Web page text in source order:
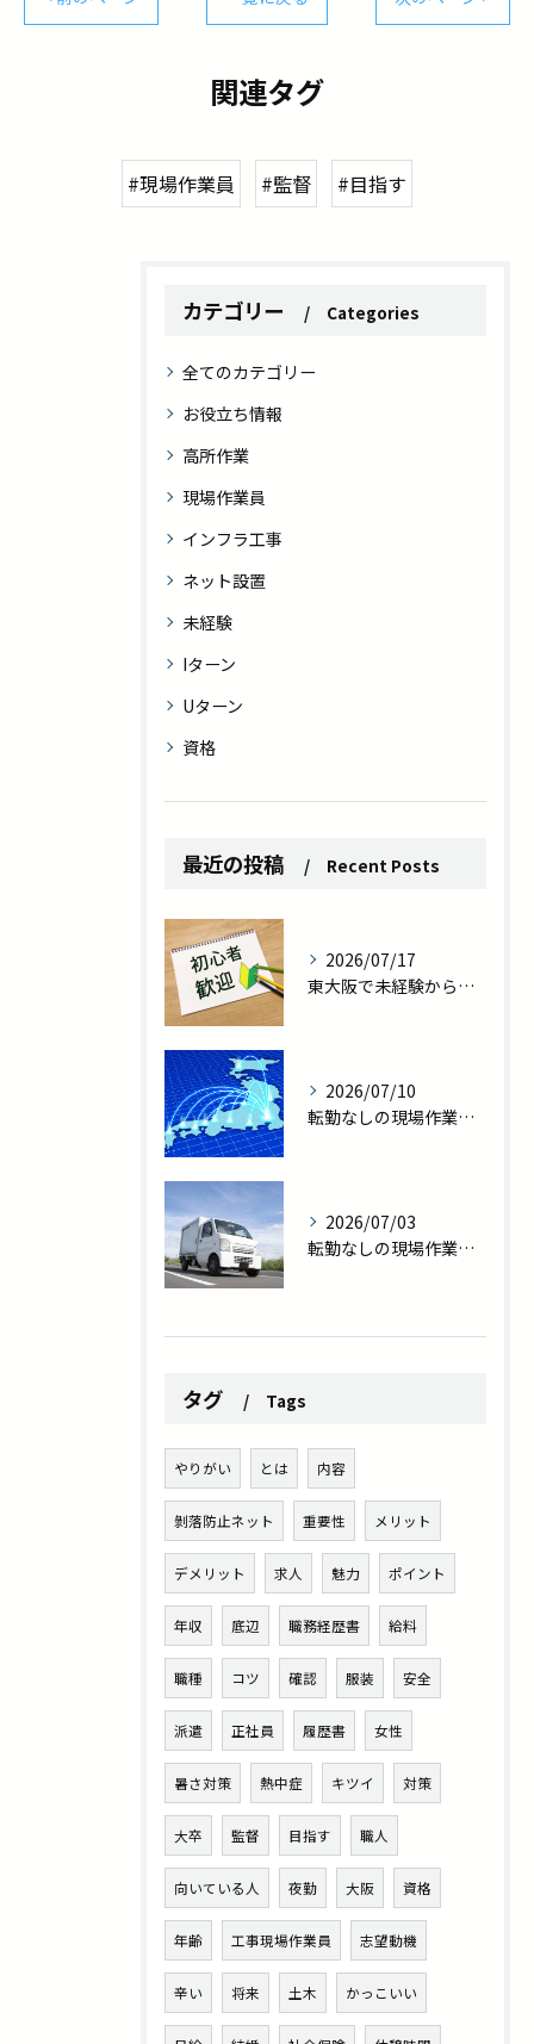
関連タグ
#現場作業員 #監督 #目指す
カテゴリー Categories
全てのカテゴリー
お役立ち情報
高所作業
現場作業員
インフラ工事
ネット設置
未経験
Iターン
Uターン
資格
最近の投稿 Recent Posts
2026/07/17
東大阪で未経験から職人へ｜転勤なしの現場作業員で一生モノの技術を
2026/07/10
転勤なしの現場作業員求人｜東大阪で家族との時間を守る新しい働き方
2026/07/03
転勤なしの現場作業員求人を探している方へ｜プライベート充実の新しい働き方
タグ Tags
やりがい とは 内容
剝落防止ネット 重要性 メリット
デメリット 求人 魅力 ポイント
年収 底辺 職務経歴書 給料
職種 コツ 確認 服装 安全
派遣 正社員 履歴書 女性
暑さ対策 熱中症 キツイ 対策
大卒 監督 目指す 職人
向いている人 夜勤 大阪 資格
年齢 工事現場作業員 志望動機
辛い 将来 土木 かっこいい